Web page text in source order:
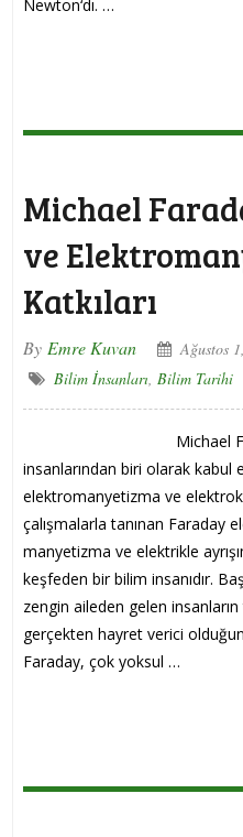
Newton‘dı. …
Michael
ve
Katkıları
By Emre Kuvan
Ağustos
Bilim İnsanları, Bilim Tarihi
Michael
insanlarından biri olarak kabul
elektromanyetizma ve
çalışmalarla tanınan Faraday
manyetizma ve elektrikle
keşfeden bir bilim insanıdır.
zengin aileden gelen
gerçekten hayret verici
Faraday, çok yoksul …